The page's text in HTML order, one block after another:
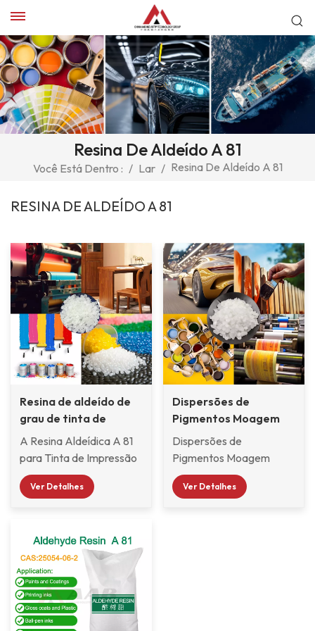
Resina De Aldeído A 81
Você Está Dentro : / Lar / Resina De Aldeído A 81
RESINA DE ALDEÍDO A 81
Resina de aldeído de
grau de tinta de
impressão A 81
A Resina Aldeídica A 81
para Tinta de Impressão
é uma resina especial
incolor, transparente a
em tintas à base de
solvente, revestimentos,
adesivos e outras
aplicações. Possui alta
resistência ao
amarelamento e às
Ver Detalhes
Dispersões de
Pigmentos Moagem
Aldeído Resina A 81
Dispersões de
Pigmentos Moagem
Aldeído Resina A 81 é um
produto projetado
Ver Detalhes